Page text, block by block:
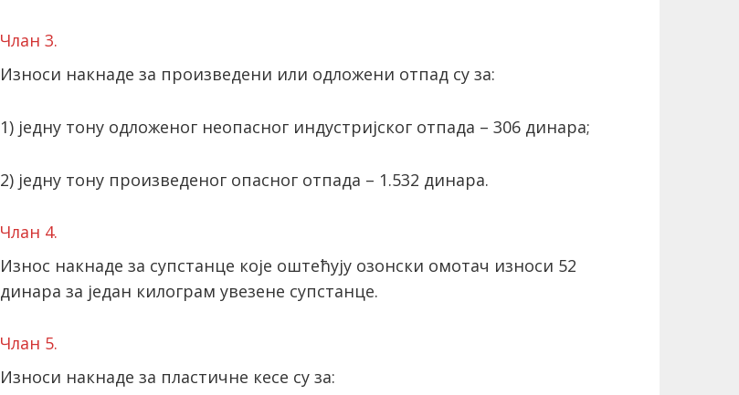
Члан 3.
Износи накнаде за произведени или одложени отпад су за:
1) једну тону одложеног неопасног индустријског отпада – 306 динара;
2) једну тону произведеног опасног отпада – 1.532 динара.
Члан 4.
Износ накнаде за супстанце које оштећују озонски омотач износи 52
динара за један килограм увезене супстанце.
Члан 5.
Износи накнаде за пластичне кесе су за: